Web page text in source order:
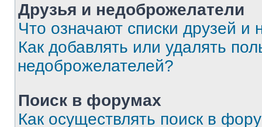
Друзья и недоброжелатели
Что означают списки друзей и
Как добавлять или удалять
недоброжелателей?
Поиск в форумах
Как осуществлять поиск в